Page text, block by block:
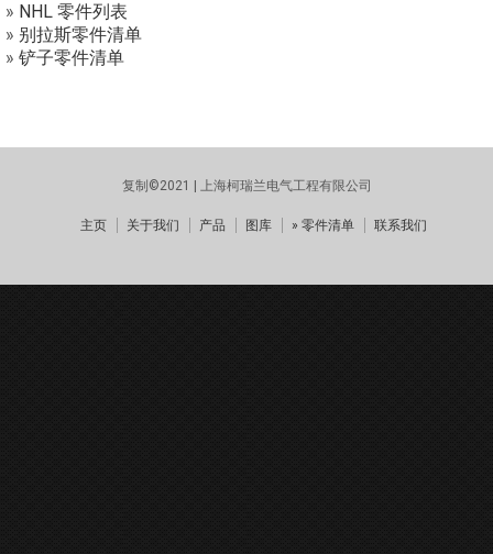
» NHL 零件列表
» 别拉斯零件清单
» 铲子零件清单
复制©2021 | 上海柯瑞兰电气工程有限公司
主页 关于我们 产品 图库 » 零件清单 联系我们